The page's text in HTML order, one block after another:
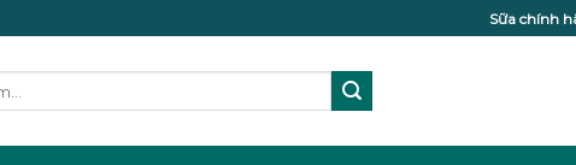
Sữa chính